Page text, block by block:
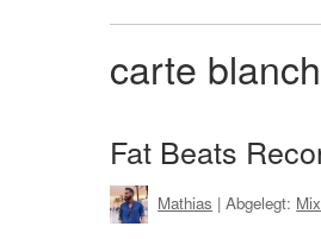
carte
Fat Beats
Mathias | Abgelegt: